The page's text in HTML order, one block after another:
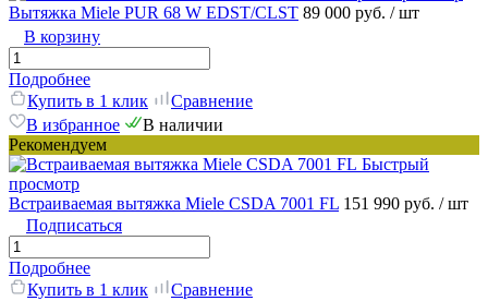
Вытяжка Miele PUR 68 W EDST/CLST 89 000 руб. / шт
В корзину
Подробнее
Купить в 1 клик
Сравнение
В избранное
В наличии
Рекомендуем
Быстрый
просмотр
Встраиваемая вытяжка Miele CSDA 7001 FL 151 990 руб. / шт
Подписаться
Подробнее
Купить в 1 клик
Сравнение